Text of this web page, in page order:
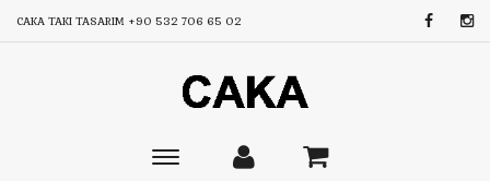
CAKA TAKI TASARIM +90 532 706 65 02
Toggle